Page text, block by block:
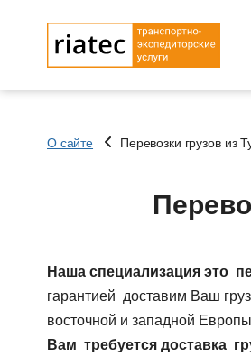
Основные типы
Тентованный, полуприцеп
куб.
Мегатрейлер. Объём 105 куб.
Юмбо, объём 100 куб.метра
Автовоз, перевозки
О сайте Перевозки грузов из
Наша специализация это
гарантией доставим Ваш
восточной и западной
Вам требуется доставка